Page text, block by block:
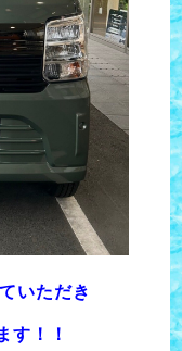
いただき
す！！